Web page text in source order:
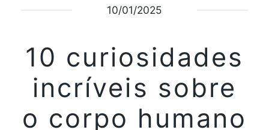
10/01/2025
10 curiosidades
incríveis sobre
o corpo humano